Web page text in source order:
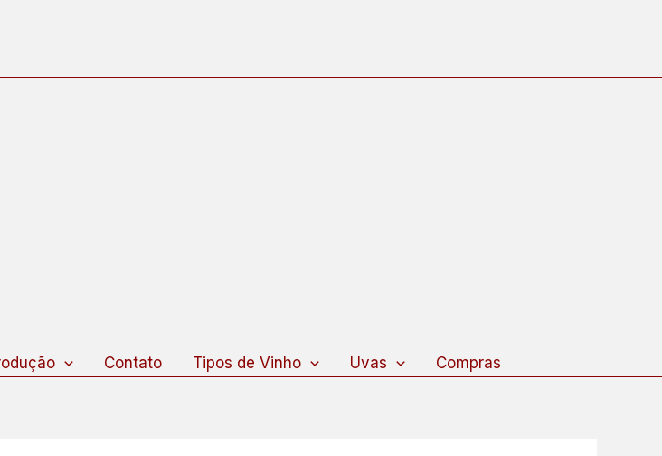
Contato Tipos de Vinho Uvas Compras